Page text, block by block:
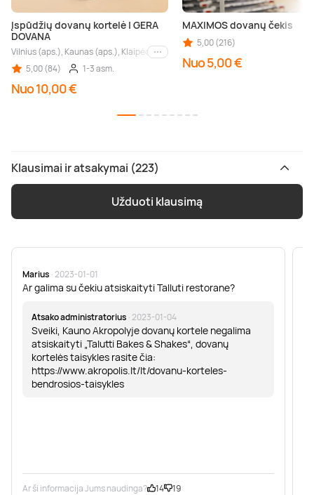
Įspūdžių dovanų kortelė | GERA
DOVANA
Vilnius (aps.), Kaunas (aps.), Klaipėda (aps.), Palanga (aps.), Nida (aps.),
Kiti miestai
5,00 (84)
1-3 asm.
Nuo 10,00 €
MAXIMOS dovanų čekis
5,00 (216)
Nuo 5,00 €
Klausimai ir atsakymai (223)
Užduoti klausimą
Marius · 2023-01-01
Ar galima su čekiu atsiskaityti Talluti restorane?
Atsako administratorius · 2023-01-04
Sveiki, Kauno Akropolyje dovanų kortele negalima
atsiskaityti „Talutti Bakes & Shakes“, dovanų
kortelės taisykles rasite čia:
https://www.akropolis.lt/lt/dovanu-korteles-
bendrosios-taisykles
Ar ši informacija Jums naudinga? 14 19